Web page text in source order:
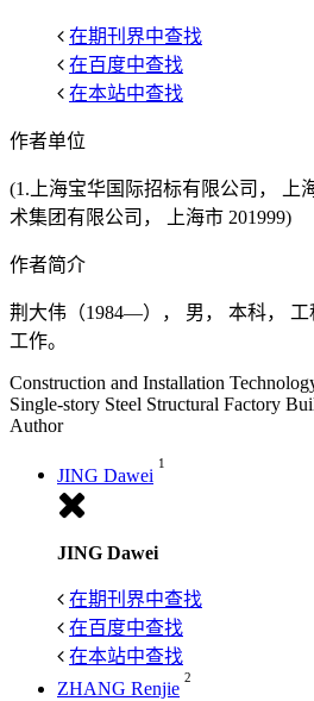
在期刊界中查找
在百度中查找
在本站中查找
作者单位
(1.上海宝华国际招标有限公司， 上
术集团有限公司， 上海市 201999)
作者简介
荆大伟（1984—）， 男， 本科，
工作。
Construction and Installation
Single-story Steel Structural Factory
Author
JING Dawei
1
JING Dawei
在期刊界中查找
在百度中查找
在本站中查找
ZHANG Renjie
2